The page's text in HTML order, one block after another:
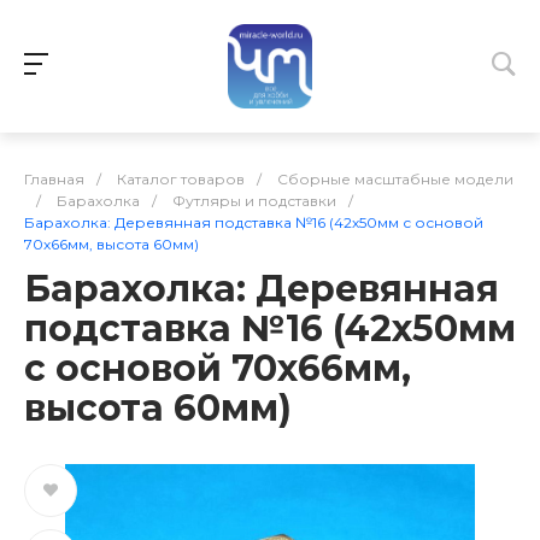
Главная / Каталог товаров /
Сборные масштабные модели
/
Барахолка / Футляры и подставки
/
Барахолка: Деревянная подставка №16 (42х50мм с основой
70х66мм, высота 60мм)
Барахолка: Деревянная
подставка №16 (42х50мм
с основой 70х66мм,
высота 60мм)